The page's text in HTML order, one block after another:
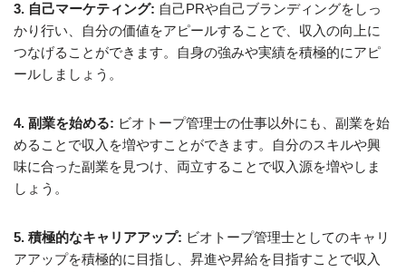
3. 自己マーケティング: 自己PRや自己ブランディングをしっ
かり行い、自分の価値をアピールすることで、収入の向上に
つなげることができます。自身の強みや実績を積極的にアピ
ールしましょう。
4. 副業を始める: ビオトープ管理士の仕事以外にも、副業を始
めることで収入を増やすことができます。自分のスキルや興
味に合った副業を見つけ、両立することで収入源を増やしま
しょう。
5. 積極的なキャリアアップ: ビオトープ管理士としてのキャリ
アアップを積極的に目指し、昇進や昇給を目指すことで収入